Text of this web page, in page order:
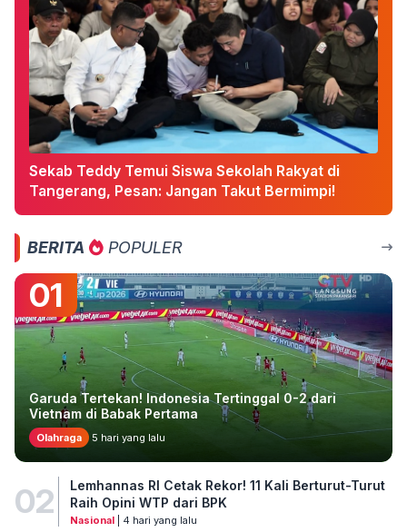
Sekab Teddy Temui Siswa Sekolah Rakyat di
Tangerang, Pesan: Jangan Takut Bermimpi!
BERITA POPULER
01
Garuda Tertekan! Indonesia Tertinggal 0-2 dari
Vietnam di Babak Pertama
Olahraga 5 hari yang lalu
02
Lemhannas RI Cetak Rekor! 11 Kali Berturut-Turut
Raih Opini WTP dari BPK
Nasional| 4 hari yang lalu